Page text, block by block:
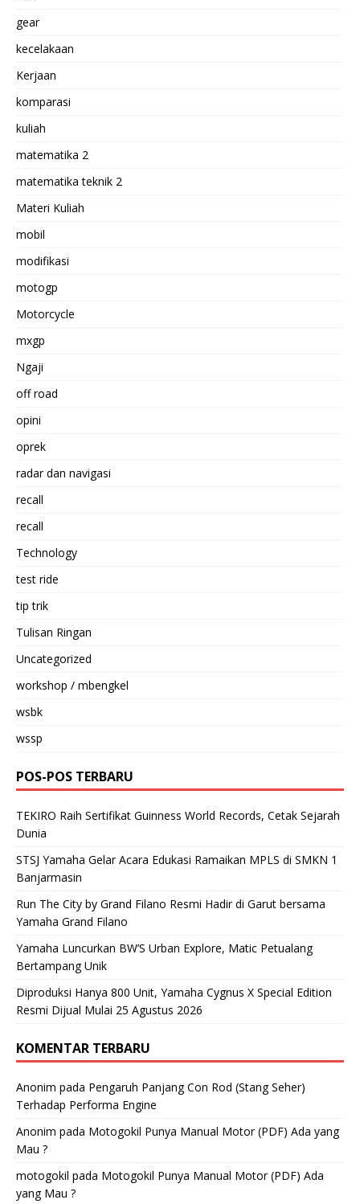
gear
kecelakaan
Kerjaan
komparasi
kuliah
matematika 2
matematika teknik 2
Materi Kuliah
mobil
modifikasi
motogp
Motorcycle
mxgp
Ngaji
off road
opini
oprek
radar dan navigasi
recall
recall
Technology
test ride
tip trik
Tulisan Ringan
Uncategorized
workshop / mbengkel
wsbk
wssp
POS-POS TERBARU
TEKIRO Raih Sertifikat Guinness World Records, Cetak Sejarah
Dunia
STSJ Yamaha Gelar Acara Edukasi Ramaikan MPLS di SMKN 1
Banjarmasin
Run The City by Grand Filano Resmi Hadir di Garut bersama
Yamaha Grand Filano
Yamaha Luncurkan BW’S Urban Explore, Matic Petualang
Bertampang Unik
Diproduksi Hanya 800 Unit, Yamaha Cygnus X Special Edition
Resmi Dijual Mulai 25 Agustus 2026
KOMENTAR TERBARU
Anonim pada Pengaruh Panjang Con Rod (Stang Seher)
Terhadap Performa Engine
Anonim pada Motogokil Punya Manual Motor (PDF) Ada yang
Mau ?
motogokil pada Motogokil Punya Manual Motor (PDF) Ada
yang Mau ?